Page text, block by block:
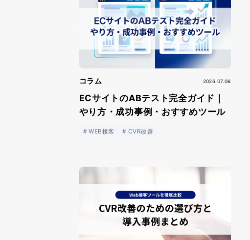
コラム 2026.07.06
ECサイトのABテスト完全ガイド｜
やり方・成功事例・おすすめツール
WEB接客 CVR改善